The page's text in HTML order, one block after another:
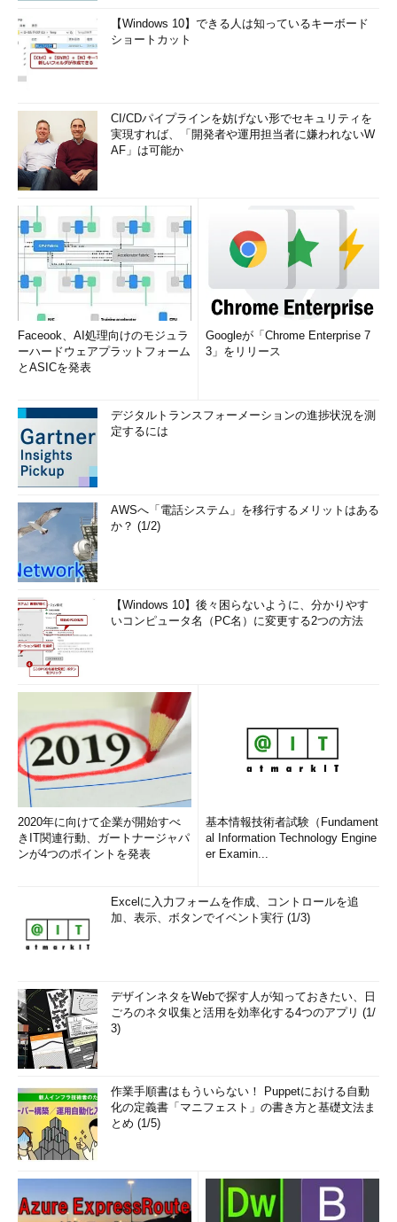
【Windows 10】できる人は知っているキーボード
ショートカット
CI/CDパイプラインを妨げない形でセキュリティを
実現すれば、「開発者や運用担当者に嫌われないW
AF」は可能か
Faceook、AI処理向けのモジュラ
ーハードウェアプラットフォーム
とASICを発表
Googleが「Chrome Enterprise 7
3」をリリース
デジタルトランスフォーメーションの進捗状況を測
定するには
AWSへ「電話システム」を移行するメリットはある
か？ (1/2)
【Windows 10】後々困らないように、分かりやす
いコンピュータ名（PC名）に変更する2つの方法
2020年に向けて企業が開始すべ
きIT関連行動、ガートナージャパ
ンが4つのポイントを発表
基本情報技術者試験（Fundament
al Information Technology Engine
er Examin...
Excelに入力フォームを作成、コントロールを追
加、表示、ボタンでイベント実行 (1/3)
デザインネタをWebで探す人が知っておきたい、日
ごろのネタ収集と活用を効率化する4つのアプリ (1/
3)
作業手順書はもういらない！ Puppetにおける自動
化の定義書「マニフェスト」の書き方と基礎文法ま
とめ (1/5)